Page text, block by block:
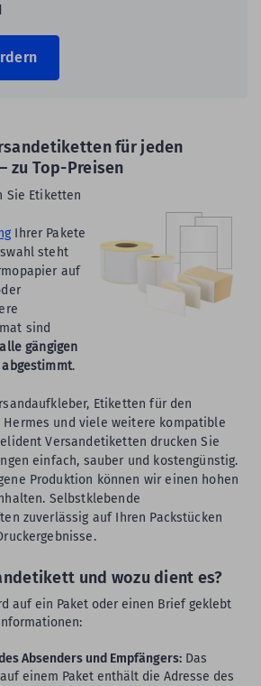
für jeden
zu Top-Preisen
Sie Etiketten
Ihrer Pakete
steht
auf
sind
alle gängigen
.
Etiketten für den
Hermes und viele weitere kompatible
Versandetiketten drucken Sie
einfach, sauber und kostengünstig.
Produktion können wir einen hohen
Selbstklebende
zuverlässig auf Ihren Packstücken
und wozu dient es?
auf ein Paket oder einen Brief geklebt
Absenders und Empfängers: Das
einem Paket enthält die Adresse des